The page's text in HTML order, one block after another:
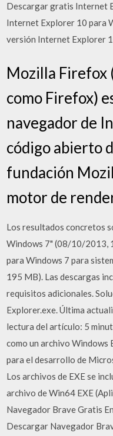
Descargar gratis Internet
Internet Explorer 10 para
versión Internet Explorer
Mozilla Firefox
como Firefox)
navegador de
código abierto
fundación
motor de
Los resultados concretos
Windows 7" (08/10/2013,
para Windows 7 para
195 MB). Las descargas
requisitos adicionales.
Explorer.exe. Última
lectura del artículo: 5
como un archivo
para el desarrollo de
Los archivos de EXE se
archivo de Win64 EXE
Navegador Brave Gratis
Descargar Navegador